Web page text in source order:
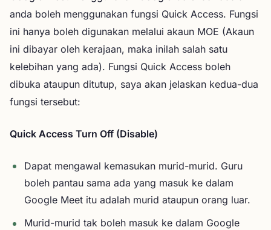
anda boleh menggunakan fungsi Quick Access. Fungsi
ini hanya boleh digunakan melalui akaun MOE (Akaun
ini dibayar oleh kerajaan, maka inilah salah satu
kelebihan yang ada). Fungsi Quick Access boleh
dibuka ataupun ditutup, saya akan jelaskan kedua-dua
fungsi tersebut:
Quick Access Turn Off (Disable)
Dapat mengawal kemasukan murid-murid. Guru
boleh pantau sama ada yang masuk ke dalam
Google Meet itu adalah murid ataupun orang luar.
Murid-murid tak boleh masuk ke dalam Google